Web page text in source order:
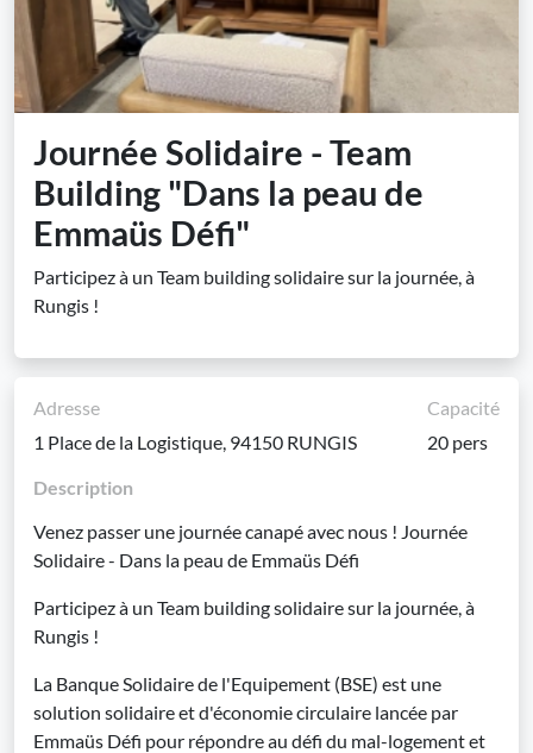
Journée Solidaire - Team
Building "Dans la peau de
Emmaüs Défi"
Participez à un Team building solidaire sur la journée, à
Rungis !
Adresse
1 Place de la Logistique, 94150 RUNGIS
Capacité
20 pers
Description
Venez passer une journée canapé avec nous ! Journée
Solidaire - Dans la peau de Emmaüs Défi
Participez à un Team building solidaire sur la journée, à
Rungis !
La Banque Solidaire de l'Equipement (BSE) est une
solution solidaire et d'économie circulaire lancée par
Emmaüs Défi pour répondre au défi du mal-logement et